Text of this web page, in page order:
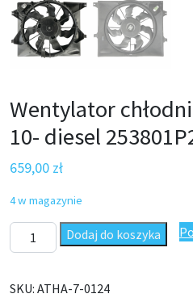
Wentylator
10- diesel
659,00 zł
4 w magazynie
ilość Wentylator chłodnicy
Dodaj do koszyka
SKU: ATHA-7-0124